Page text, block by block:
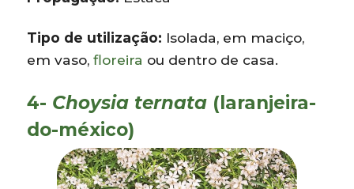
Tipo de utilização: Isolada, em maciço,
em vaso,floreira ou dentro de casa.
4- Choysia ternata (laranjeira-
do-méxico)